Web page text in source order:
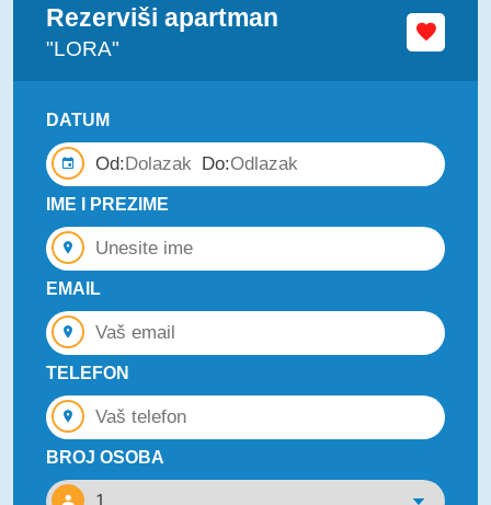
Rezerviši apartman
"LORA"
DATUM
Od: Do:
IME I PREZIME
EMAIL
TELEFON
BROJ OSOBA